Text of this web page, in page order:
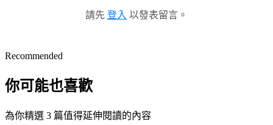
請先 登入 以發表留言。
Recommended
你可能也喜歡
為你精選 3 篇值得延伸閱讀的內容